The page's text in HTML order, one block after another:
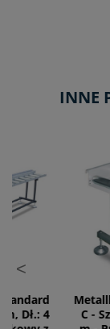
INNE
<
Metallkraft
C - Szer.: 400